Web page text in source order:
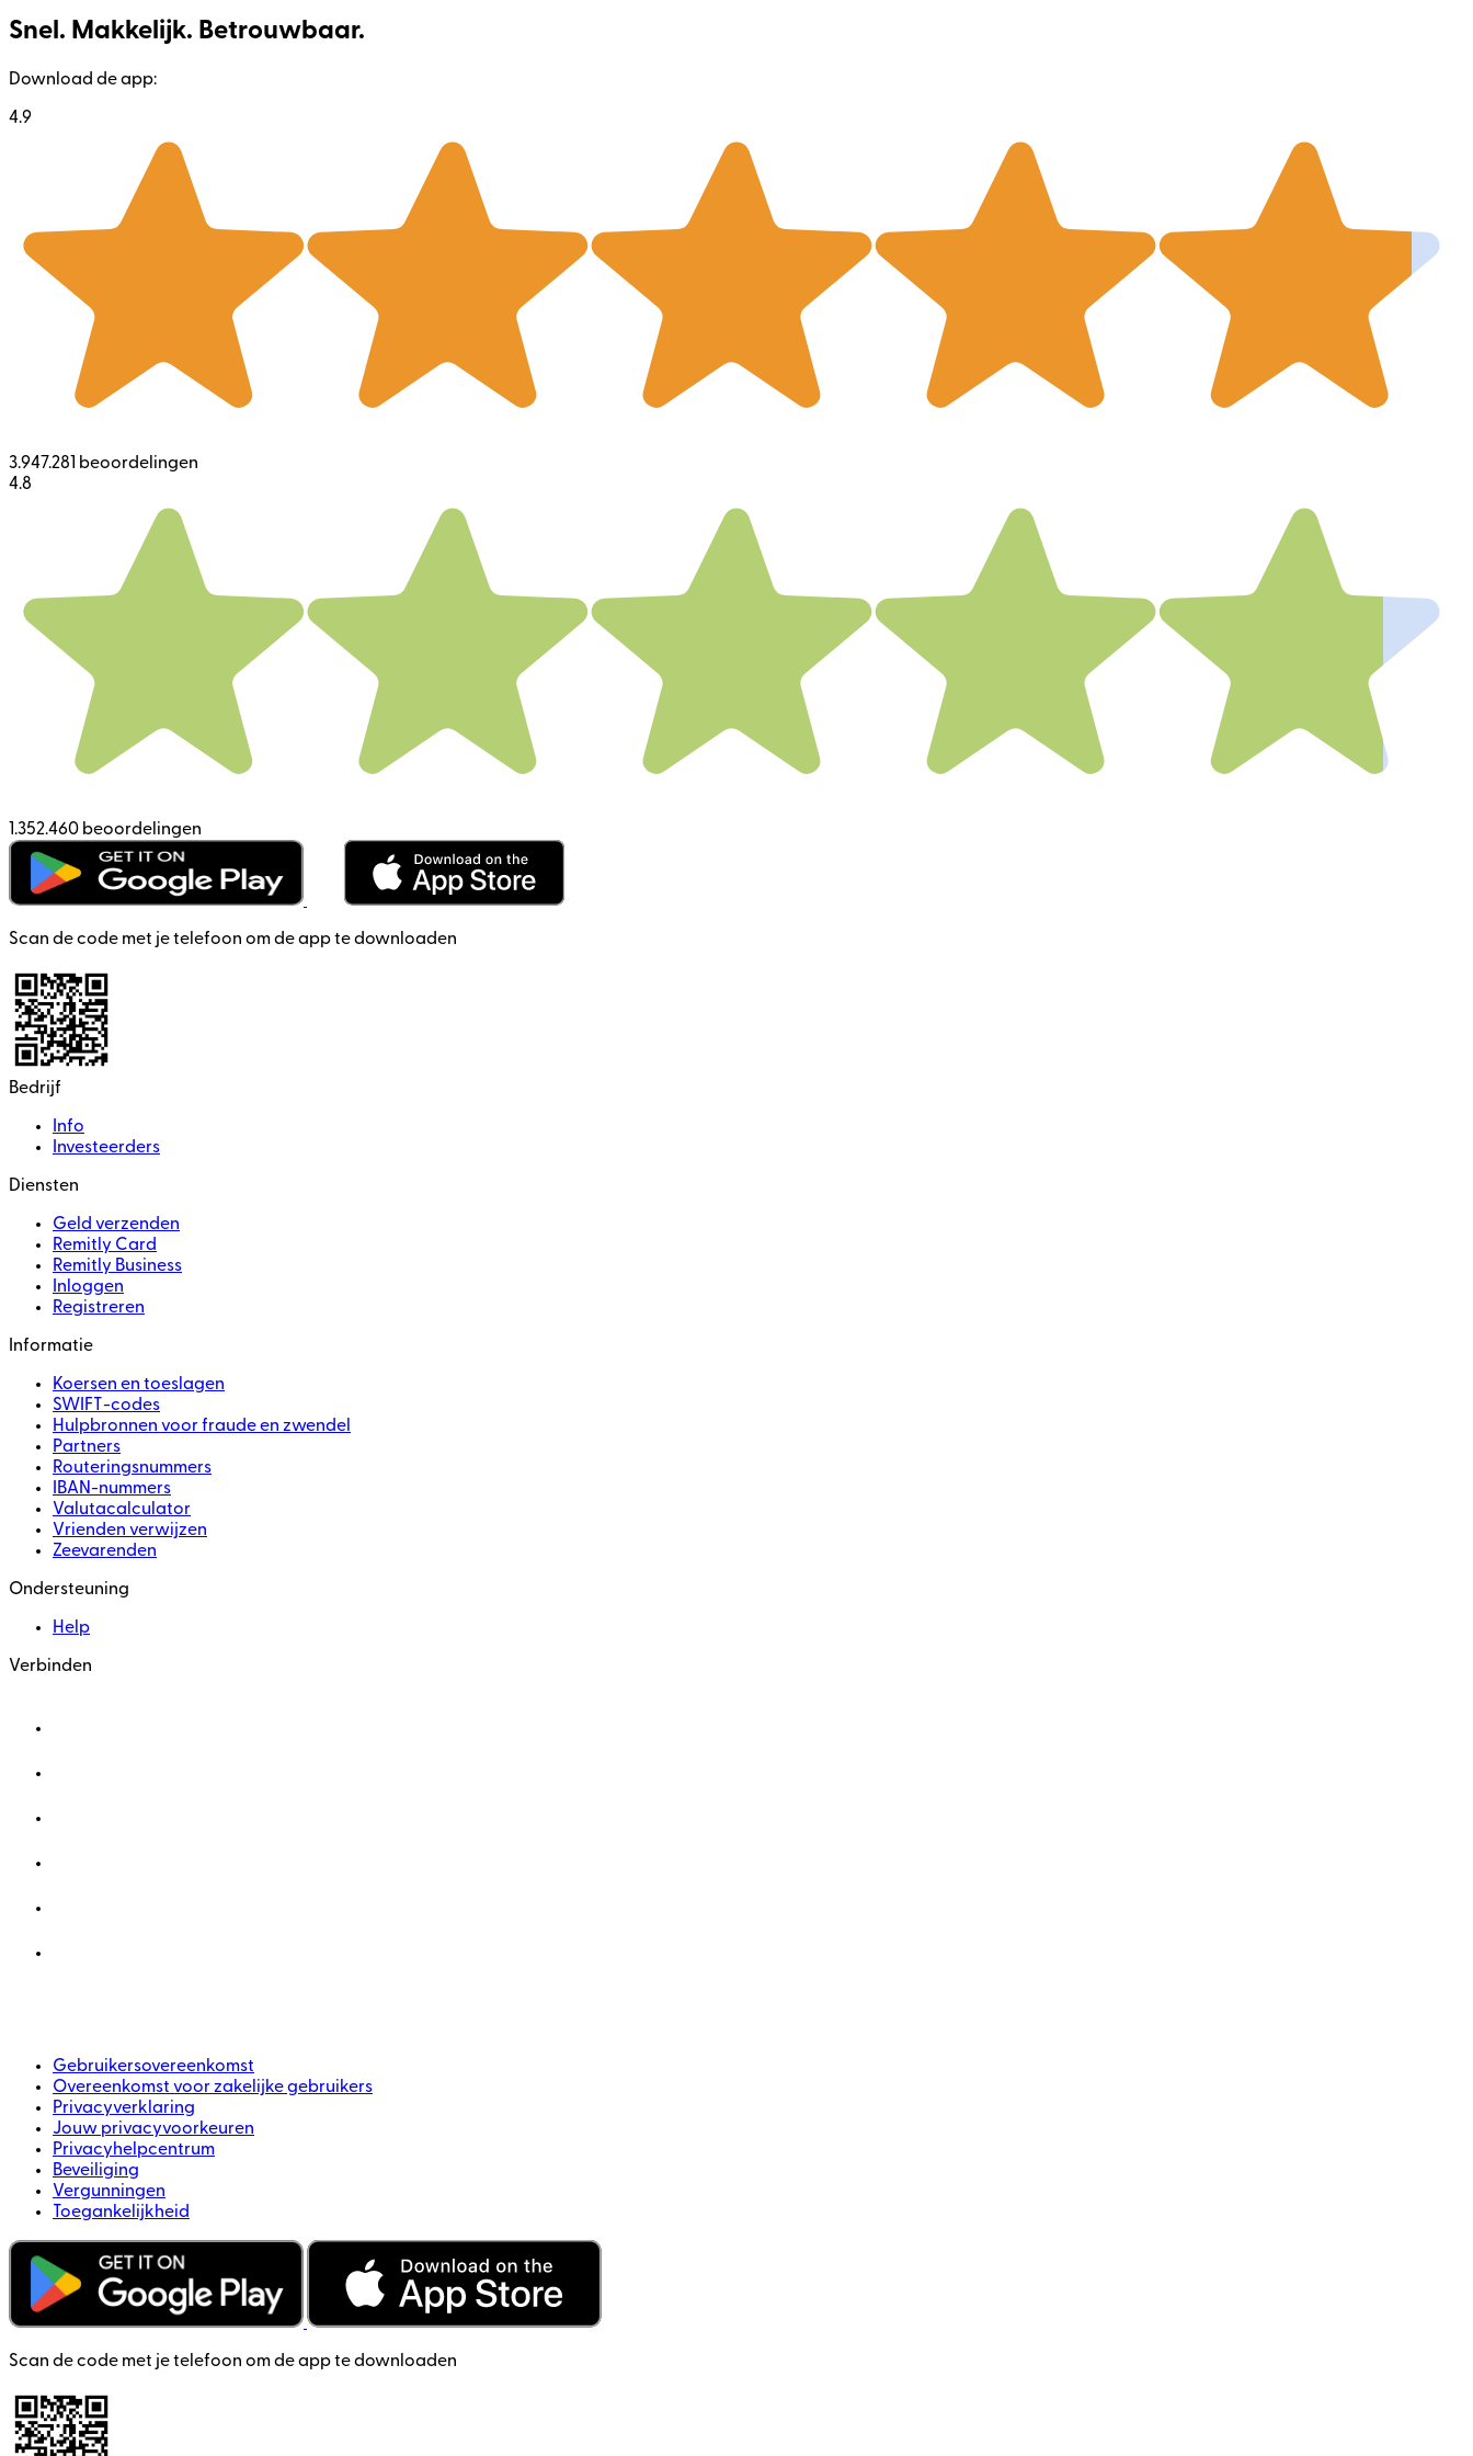
Snel. Makkelijk. Betrouwbaar.
Download de app:
4.9
3.947.281 beoordelingen
4.8
1.352.460 beoordelingen
Scan de code met je telefoon om de app te downloaden
Bedrijf
Info
Investeerders
Diensten
Geld verzenden
Remitly Card
Remitly Business
Inloggen
Registreren
Informatie
Koersen en toeslagen
SWIFT-codes
Hulpbronnen voor fraude en zwendel
Partners
Routeringsnummers
IBAN-nummers
Valutacalculator
Vrienden verwijzen
Zeevarenden
Ondersteuning
Help
Verbinden
Gebruikersovereenkomst
Overeenkomst voor zakelijke gebruikers
Privacyverklaring
Jouw privacyvoorkeuren
Privacyhelpcentrum
Beveiliging
Vergunningen
Toegankelijkheid
Scan de code met je telefoon om de app te downloaden